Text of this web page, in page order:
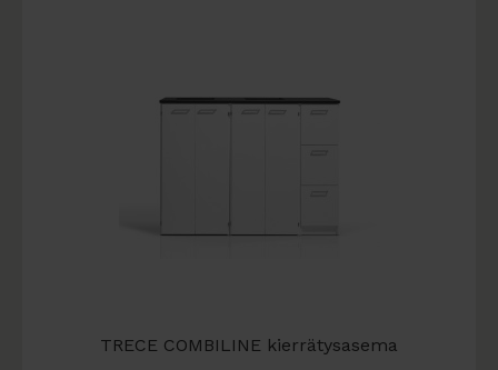
TRECE COMBILINE kierrätysasema